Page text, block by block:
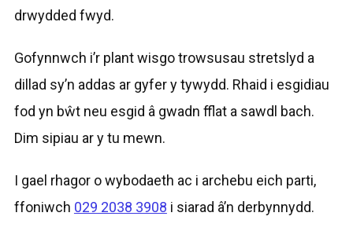
drwydded fwyd.
Gofynnwch i’r plant wisgo trowsusau stretslyd a
dillad sy’n addas ar gyfer y tywydd. Rhaid i esgidiau
fod yn bŵt neu esgid â gwadn fflat a sawdl bach.
Dim sipiau ar y tu mewn.
I gael rhagor o wybodaeth ac i archebu eich parti,
ffoniwch 029 2038 3908 i siarad â’n derbynnydd.